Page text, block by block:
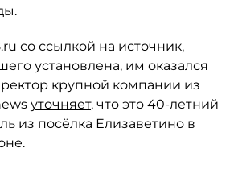
со ссылкой на источник,
установлена, им оказался
крупной компании из
уточняет, что это 40-летний
из посёлка Елизаветино в